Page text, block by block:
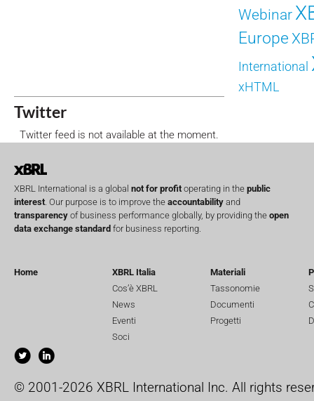
Webinar
Europe
International
xHTML
Twitter
Twitter feed is not available at the moment.
XBRL International is a global not for profit operating in the public
interest . Our purpose is to improve the accountability and
transparency of business performance globally, by providing the open
data exchange standard for business reporting.
Home
XBRL Italia
Cos’è XBRL
News
Eventi
Soci
Materiali
Tassonomie
Documenti
Progetti
© 2001-2026 XBRL International Inc. All rights